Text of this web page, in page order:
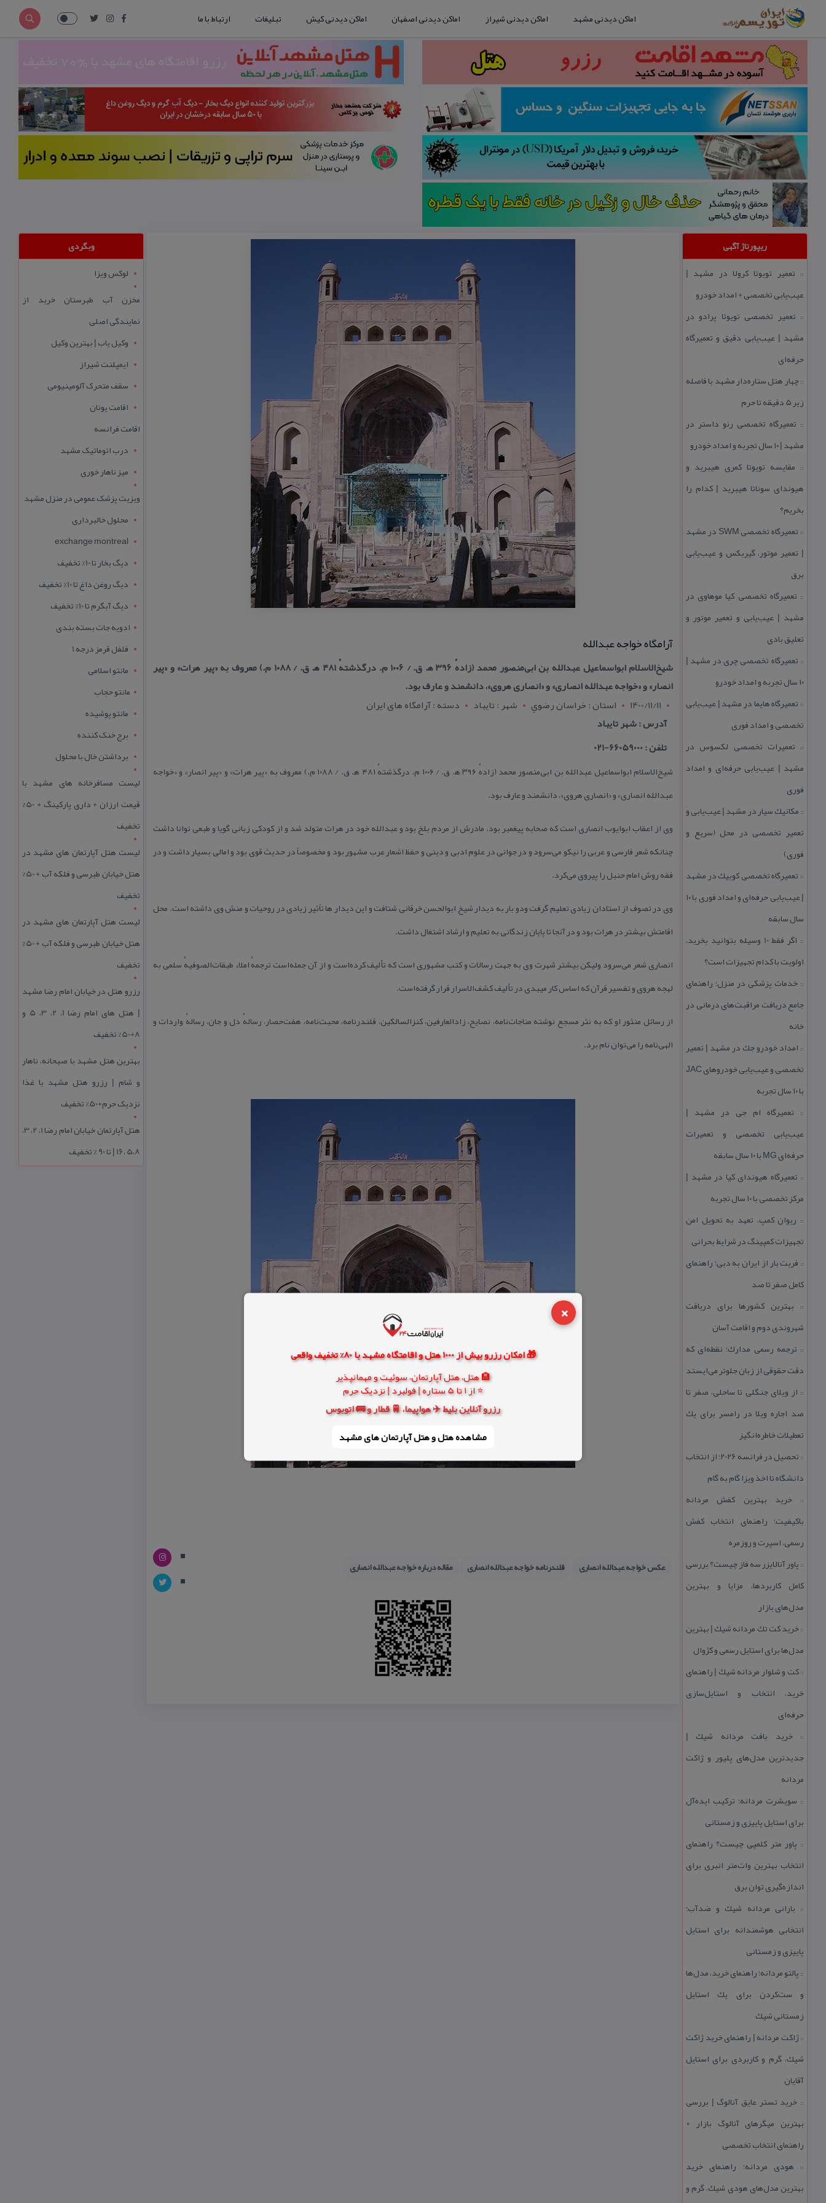
×
🎁 امکان رزرو بیش از 1000 هتل و اقامتگاه مشهد با 80% تخفیف واقعی
🏨 هتل، هتل آپارتمان، سوئیت و مهمانپذیر
⭐ از 1 تا 5 ستاره | فولبرد | نزدیک حرم
رزرو آنلاین بلیط ✈️ هواپیما، 🚆 قطار و 🚌 اتوبوس
مشاهده هتل و هتل‌ آپارتمان های مشهد
اماکن دیدنی مشهد اماکن دیدنی شیراز اماکن دیدنی اصفهان اماکن دیدنی کیش تبلیغات ارتباط با ما
ریپورتاژ آگهی
:: تعمیر تویوتا كرولا در مشهد |
عیب‌یابی تخصصی + امداد خودرو
:: تعمیر تخصصی تویوتا پرادو در
مشهد | عیب‌یابی دقیق و تعمیرگاه
حرفه‌ای
::چهار هتل‌ ستاره‌دار مشهد با فاصله
زیر 5 دقیقه تا حرم
:: تعمیرگاه تخصصی رنو داستر در
مشهد | ۱۰ سال تجربه و امداد خودرو
:: مقایسه تویوتا كمری هیبرید و
هیوندای سوناتا هیبرید | كدام را
بخریم؟
::
تعمیرگاه تخصصی SWM در مشهد
| تعمیر موتور، گیربكس و عیب‌یابی
برق
:: تعمیرگاه تخصصی كیا موهاوی در
مشهد | عیب‌یابی و تعمیر موتور و
تعلیق بادی
:: تعمیرگاه تخصصی چری در مشهد |
۱۰ سال تجربه و امداد خودرو
:: تعمیرگاه هایما در مشهد | عیب‌یابی
تخصصی و امداد فوری
:: تعمیرات تخصصی لكسوس در
مشهد | عیب‌یابی حرفه‌ای و امداد
فوری
:: مكانیك سیار در مشهد | عیب‌یابی و
تعمیر تخصصی در محل (سریع و
فوری)
:: تعمیرگاه تخصصی كوییك در مشهد
| عیب‌یابی حرفه‌ای و امداد فوری با ۱۰
سال سابقه
::
اگر فقط 10 وسیله بتوانید بخرید،
اولویت با كدام تجهیزات است؟
:: خدمات پزشكی در منزل؛ راهنمای
جامع دریافت مراقبت‌های درمانی در
خانه
:: امداد خودرو جك در مشهد | تعمیر
تخصصی و عیب‌یابی خودروهای JAC
با ۱۰ سال تجربه
:: تعمیرگاه ام جی در مشهد |
عیب‌یابی تخصصی و تعمیرات
حرفه‌ای MG با ۱۰ سال سابقه
:: تعمیرگاه هیوندای كیا در مشهد |
مركز تخصصی با ۱۰ سال تجربه
:: ریوان كمپ، تعهد به تحویل امن
تجهیزات كمپینگ در شرایط بحرانی
:: فریت بار از ایران به دبی؛ راهنمای
كامل صفر تا صد
:: بهترین كشورها برای دریافت
شهروندی دوم و اقامت آسان
:: ترجمه رسمی مدارك؛ نقطه‌ای كه
دقت حقوقی از زبان جلوتر می‌ایستد
:: از ویلای جنگلی تا ساحلی، صفر تا
صد اجاره ویلا در رامسر برای یك
تعطیلات خاطره‌انگیز
::
تحصیل در فرانسه 2026؛ از انتخاب
دانشگاه تا اخذ ویزا گام به گام
::خرید بهترین كفش مردانه
باكیفیت؛ راهنمای انتخاب كفش
رسمی، اسپرت و روزمره
:: پاور آنالایزر سه فاز چیست؟ بررسی
كامل كاربردها، مزایا و بهترین
مدل‌های بازار
::خرید كت تك مردانه شیك | بهترین
مدل‌ها برای استایل رسمی و كژوال
::كت و شلوار مردانه شیك | راهنمای
خرید، انتخاب و استایل‌سازی
حرفه‌ای
::خرید بافت مردانه شیك |
جدیدترین مدل‌های پلیور و ژاكت
مردانه
:: سویشرت مردانه؛ تركیب ایده‌آل
برای استایل پاییزی و زمستانی
:: پاور متر كلمپی چیست؟ راهنمای
انتخاب بهترین وات‌متر انبری برای
اندازه‌گیری توان برق
:: بارانی مردانه شیك و ضدآب؛
انتخابی هوشمندانه برای استایل
پاییزی و زمستانی
:: پالتو مردانه؛ راهنمای خرید، مدل‌ها
و ست‌كردن برای یك استایل
زمستانی شیك
::ژاكت مردانه | راهنمای خرید ژاكت
شیك، گرم و كاربردی برای استایل
آقایان
:: خرید تستر عایق آنالوگ | بررسی
بهترین میگرهای آنالوگ بازار +
راهنمای انتخاب تخصصی
:: هودی مردانه؛ راهنمای خرید
بهترین مدل‌های هودی شیك، گرم و
آرامگاه خواجه عبدالله
شیخ‌الاسلام ابواسماعیل عبدالله بن ابی‌منصور محمد (زادهٔ ۳۹۶ ه‍. ق. / ۱۰۰۶ م. درگذشتهٔ ۴۸۱ ه‍. ق. / ۱۰۸۸ م.) معروف به «پیر هرات» و «پیر
انصار» و «خواجه عبدالله انصاری» و «انصاری هروی»، دانشمند و عارف بود.
1400/11/11
استان : خراسان رضوي شهر : تايباد
دسته : آرامگاه های ایران
آدرس : شهر تایباد
تلفن : 66059000-021
شیخ‌الاسلام ابواسماعیل عبدالله بن ابی‌منصور محمد (زادهٔ ۳۹۶ ه‍. ق. / ۱۰۰۶ م. درگذشتهٔ ۴۸۱ ه‍. ق. / ۱۰۸۸ م.) معروف به «پیر هرات» و «پیر انصار» و «خواجه
عبدالله انصاری» و «انصاری هروی»، دانشمند و عارف بود.
وی از اعقاب ابوایوب انصاری است كه صحابه پیغمبر بود. مادرش از مردم بلخ بود و عبدالله خود در هرات متولد شد و از كودكی زبانی گویا و طبعی توانا داشت
چنانكه شعر فارسی و عربی را نیكو می‌سرود و در جوانی در علوم ادبی و دینی و حفظ اشعار عرب مشهور بود و مخصوصاً در حدیث قوی بود و امالی بسیار داشت و در
فقه روش امام حنبل را پیروی می‌كرد.
وی در تصوف از استادان زیادی تعلیم گرفت ودو بار به دیدار شیخ ابوالحسن خرقانی شتافت و این دیدار ها تاًثیر زیادی در روحیات و منش وی داشته است. محل
اقامتش بیشتر در هرات بود و در آنجا تا پایان زندگانی به تعلیم و ارشاد اشتغال داشت.
انصاری شعر می‌سرود ولیكن بیشتر شهرت وی به جهت رسالات و كتب مشهوری است كه تألیف كرده‌است و از آن جمله‌است ترجمهٔ املاء طبقات‌الصوفیهٔ سلمی به
لهجه هروی و تفسیر قرآن كه اساس كار میبدی در تألیف كشف‌الاسرار قرار گرفته‌است.
از رسائل منثور او كه به نثر مسجع نوشته مناجات‌نامه، نصایح، زادالعارفین، كنزالسالكین، قلندرنامه، محبت‌نامه، هفت‌حصار، رسالهٔ دل و جان، رسالهٔ واردات و
الهی‌نامه را می‌توان نام برد.
عكس خواجه عبدالله انصاری قلندرنامه خواجه عبدالله انصاری مقاله درباره خواجه عبدالله انصاری
وبگردی
لوکس ویزا
مخزن آب طبرستان خرید از
نمایندگی اصلی
وکیل یاب | بهترین وکیل
ایمپلنت شیراز
سقف متحرک آلومینیومی
اقامت یونان
اقامت فرانسه
درب اتوماتیک مشهد
میز ناهار خوری
ویزیت پزشک عمومی در منزل مشهد
محلول خالبرداری
exchange montreal
دیگ بخار تا 10% تخفیف
دیگ روغن داغ تا 10% تخفیف
دیگ آبگرم تا 10% تخفیف
ادویه جات بسته بندی
فلفل قرمز درجه 1
مانتو اسلامی
مانتو حجاب
مانتو پوشیده
برج خنک کننده
برداشتن خال با محلول
لیست مسافرخانه های مشهد با
قیمت ارزان + داری پارکینگ + 50%
تخفیف
لیست هتل آپارتمان های مشهد در
هتل خیابان طبرسی و فلکه آب + 50%
تخفیف
لیست هتل آپارتمان های مشهد در
هتل خیابان طبرسی و فلکه آب + 50%
تخفیف
رزرو هتل در خیابان امام رضا مشهد
| هتل‌ های امام رضا 1، 2، 3، 5 و
8+50% تخفیف
بهترین هتل مشهد با صبحانه، ناهار
و شام | رزرو هتل مشهد با غذا
نزدیک حرم+50% تخفیف
هتل آپارتمان خیابان امام رضا 1، 2، 3،
5،8 ،16 | تا 90 % تخفیف